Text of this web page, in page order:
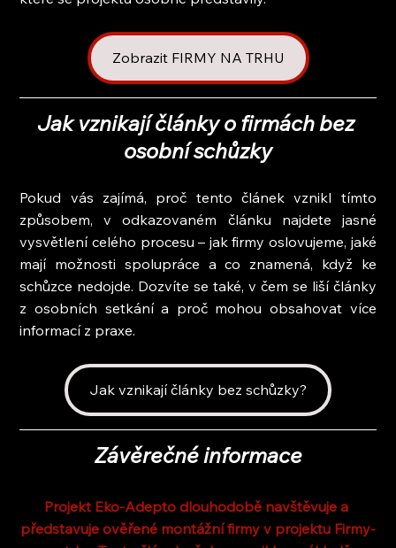
Zobrazit FIRMY NA TRHU
Jak vznikají články o firmách bez
osobní schůzky
Pokud vás zajímá, proč tento článek vznikl tímto
způsobem, v odkazovaném článku najdete jasné
vysvětlení celého procesu – jak firmy oslovujeme, jaké
mají možnosti spolupráce a co znamená, když ke
schůzce nedojde. Dozvíte se také, v čem se liší články
z osobních setkání a proč mohou obsahovat více
informací z praxe.
Jak vznikají články bez schůzky?
Závěrečné informace
Projekt Eko-Adepto dlouhodobě navštěvuje a
představuje ověřené montážní firmy v projektu Firmy-